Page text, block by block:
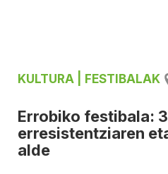
KULTURA | FESTIBALAK
Errobiko festibala:
erresistentziaren
alde